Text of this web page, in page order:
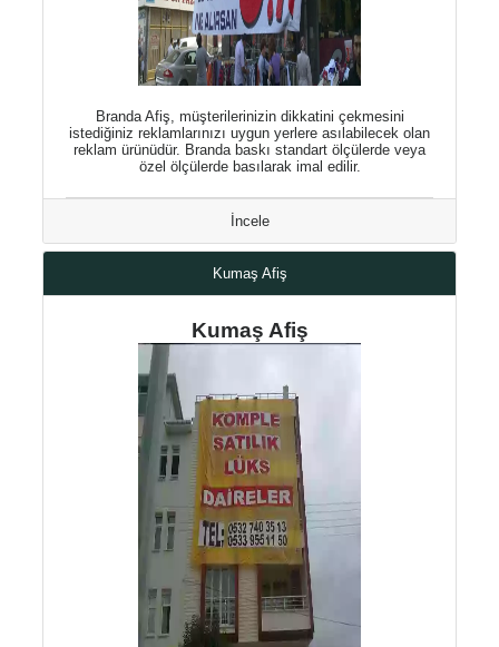
Branda Afiş, müşterilerinizin dikkatini çekmesini
istediğiniz reklamlarınızı uygun yerlere asılabilecek olan
reklam ürünüdür. Branda baskı standart ölçülerde veya
özel ölçülerde basılarak imal edilir.
İncele
Kumaş Afiş
Kumaş Afiş